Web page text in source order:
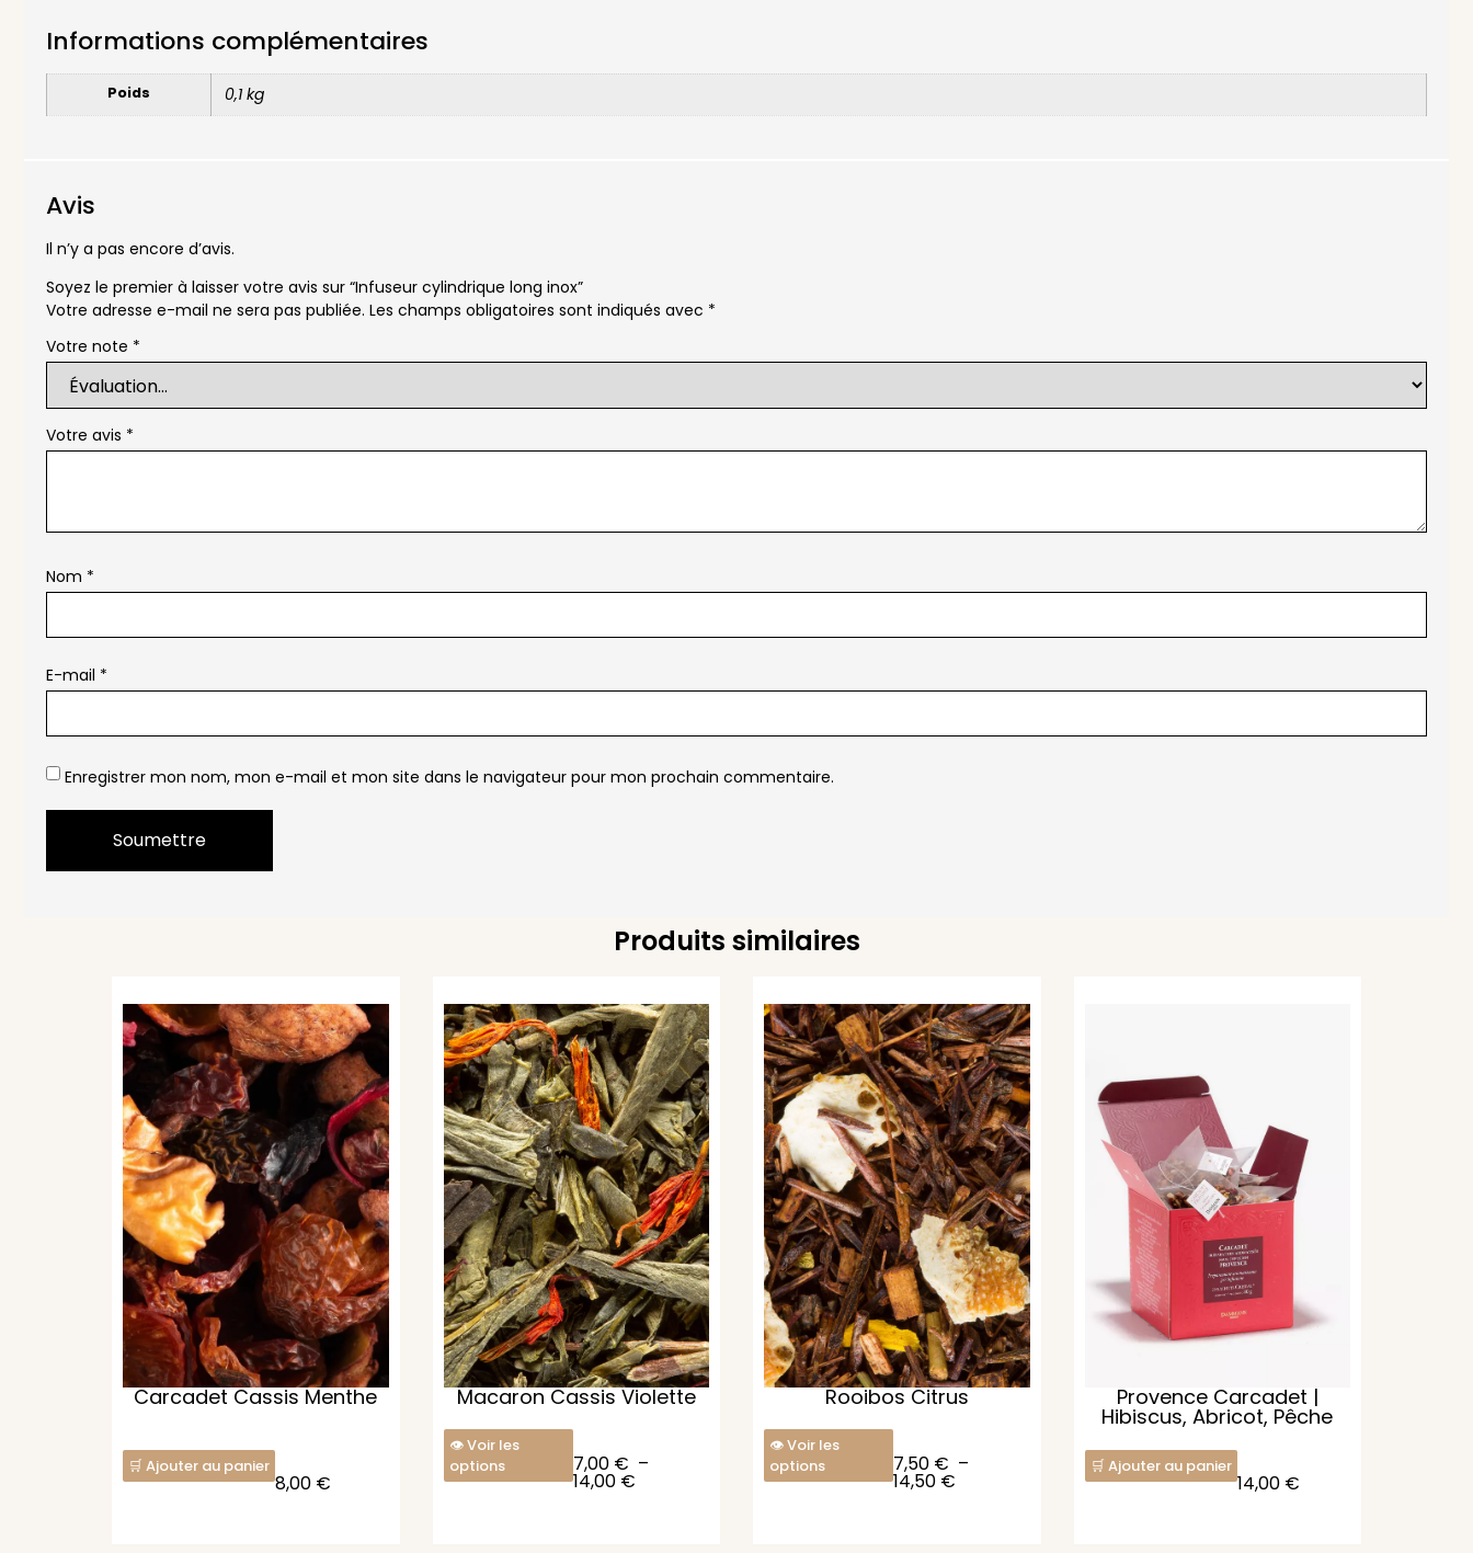
Informations complémentaires
Poids 0,1 kg
Avis
Il n’y a pas encore d’avis.
Soyez le premier à laisser votre avis sur “Infuseur cylindrique long inox”
Votre adresse e-mail ne sera pas publiée. Les champs obligatoires sont indiqués avec *
Votre note *
Votre avis *
Nom *
E-mail *
Enregistrer mon nom, mon e-mail et mon site dans le navigateur pour mon prochain commentaire.
Produits similaires
Carcadet Cassis Menthe
Ajouter au panier
8,00 €
Macaron Cassis Violette
Voir les
options
7,00 € –
14,00 €
Rooibos Citrus
Voir les
options
7,50 € –
14,50 €
Provence Carcadet |
Hibiscus, Abricot, Pêche
Ajouter au panier
14,00 €